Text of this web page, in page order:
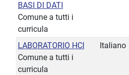
BASI DI DATI
Comune a tutti i
curricula
LABORATORIO HCI
Comune a tutti i
curricula
Italiano